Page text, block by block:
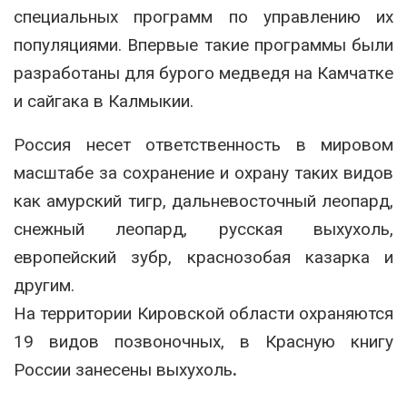
специальных программ по управлению их
популяциями. Впервые такие программы были
разработаны для бурого медведя на Камчатке
и сайгака в Калмыкии.
Россия несет ответственность в мировом
масштабе за сохранение и охрану таких видов
как амурский тигр, дальневосточный леопард,
снежный леопард, русская выхухоль,
европейский зубр, краснозобая казарка и
другим.
На территории Кировской области охраняются
19 видов позвоночных, в Красную книгу
России занесены выхухоль.